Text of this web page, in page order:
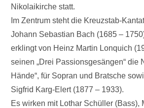
Nikolaikirche statt.
Im Zentrum steht die Kreuzstab-
Johann Sebastian Bach (1685 –
erklingt von Heinz Martin Lonquich
seinen „Drei Passionsgesängen“ die
Hände“, für Sopran und Bratsche
Sigfrid Karg-Elert (1877 – 1933).
Es wirken mit Lothar Schüller (Bass),